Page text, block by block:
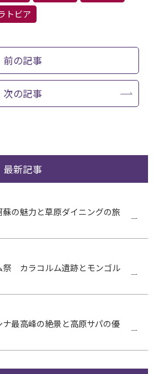
トビア
前の記事
次の記事
最新記事
蘇の魅力と草原ダイニングの旅
祭 カラコルム遺跡とモンゴル
ナ最高峰の絶景と高原サパの優